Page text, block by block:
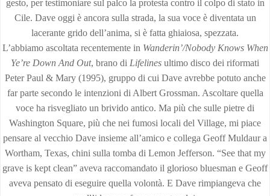
gesto, per testimoniare sul palco la protesta contro il colpo di stato in
Cile. Dave oggi è ancora sulla strada, la sua voce è diventata un
lacerante grido dell’anima, si è fatta ghiaiosa, spezzata.
L’abbiamo ascoltata recentemente in Wanderin’/Nobody Knows When
Ye’re Down And Out, brano di Lifelines ultimo disco dei riformati
Peter Paul & Mary (1995), gruppo di cui Dave avrebbe potuto anche
far parte secondo le intenzioni di Albert Grossman. Ascoltare quella
voce ha risvegliato un brivido antico. Ma più che sulle pietre di
Washington Square, più che nei fumosi locali del Village, mi piace
pensare al vecchio Dave insieme all’amico e collega Geoff Muldaur a
Wortham, Texas, chini sulla tomba di Lemon Jefferson. “See that my
grave is kept clean” aveva raccomandato il glorioso bluesman e Geoff
aveva pensato di eseguire quella volontà. E Dave rimpiangeva che